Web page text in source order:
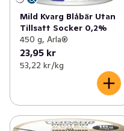
Mild Kvarg Blåbär Utan
Tillsatt Socker 0,2%
450 g, Arla®
23,95 kr
53,22 kr /kg